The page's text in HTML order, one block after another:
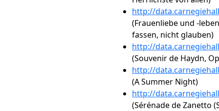
http://
(Frauenliebe und -
fassen, nicht glauben)
http://
(Souvenir de Haydn,
http://
(A Summer Night)
http://
(Sérénade de Zanetto